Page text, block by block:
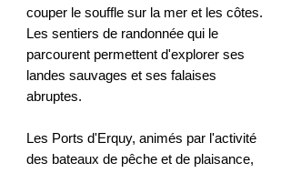
couper le souffle sur la mer et les côtes.
Les sentiers de randonnée qui le
parcourent permettent d'explorer ses
landes sauvages et ses falaises
abruptes.
Les Ports d'Erquy, animés par l'activité
des bateaux de pêche et de plaisance,